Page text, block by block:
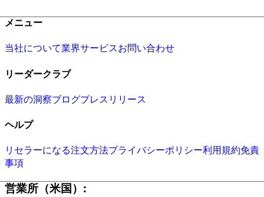
メニュー
当社について業界サービスお問い合わせ
リーダークラブ
最新の洞察ブログプレスリリース
ヘルプ
リセラーになる注文方法プライバシーポリシー利用規約免責
事項
営業所（米国）: